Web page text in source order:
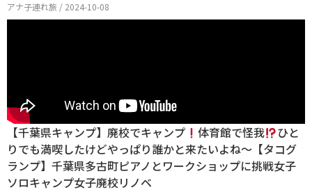
アナ子連れ旅 / 2024-10-08
【千葉県キャンプ】廃校でキャンプ 体育館で怪我
ひと
りでも満喫したけどやっぱり誰かと来たいよね〜【タコグ
ランプ】千葉県多古町ピアノとワークショップに挑戦女子
ソロキャンプ女子廃校リノベ